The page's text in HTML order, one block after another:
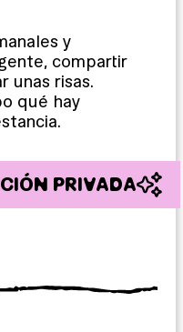
y
compartir
unas risas.
qué hay
PRIVADA